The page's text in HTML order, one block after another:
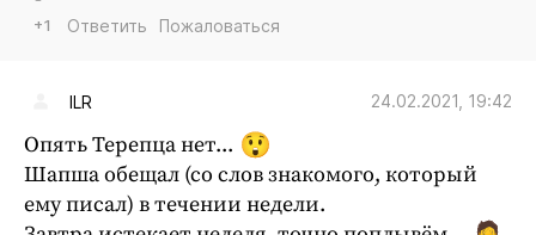
+1 Ответить Пожаловаться
ILR 24.02.2021, 19:42
Опять Терепца нет...
Шапша обещал (со слов знакомого, который
ему писал) в течении недели.